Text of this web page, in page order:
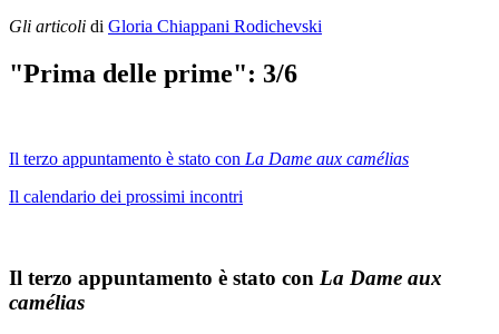
Gli articoli di Gloria Chiappani Rodichevski
"Prima delle prime": 3/6
Il terzo appuntamento è stato con La Dame aux camélias
Il calendario dei prossimi incontri
Il terzo appuntamento è stato con La Dame aux
camélias